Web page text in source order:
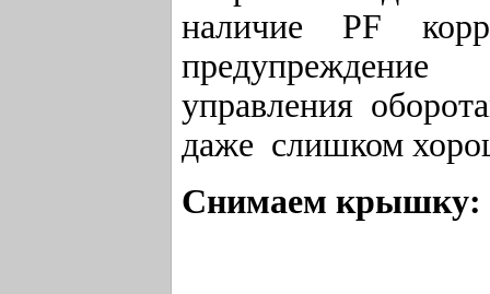
наличие PF
управления
даже слишком
Снимаем крышку: